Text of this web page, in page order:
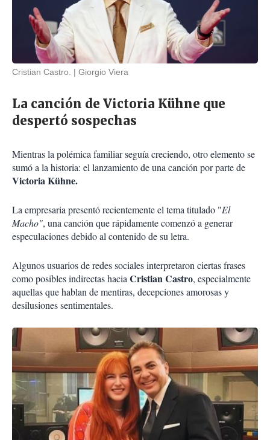
Cristian Castro. Giorgio Viera
La canción de Victoria Kühne que
despertó sospechas
Mientras la polémica familiar seguía creciendo, otro elemento se
sumó a la historia: el lanzamiento de una canción por parte de
Victoria Kühne.
La empresaria presentó recientemente el tema titulado "El
Macho", una canción que rápidamente comenzó a generar
especulaciones debido al contenido de su letra.
Algunos usuarios de redes sociales interpretaron ciertas frases
como posibles indirectas haciaCristian Castro, especialmente
aquellas que hablan de mentiras, decepciones amorosas y
desilusiones sentimentales.